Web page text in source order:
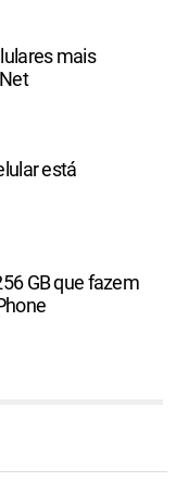
mais
está
GB que fazem